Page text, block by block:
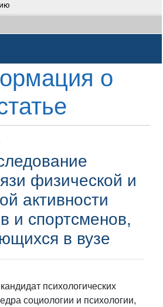
о
физической и
активности
и спортсменов,
в вузе
психологических
социологии и психологии,